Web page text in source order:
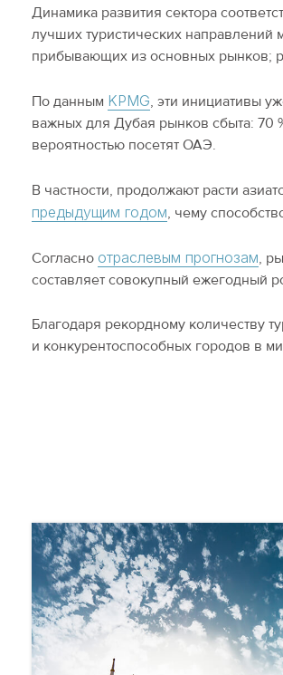
Динамика развития сектора
лучших туристических направлений
прибывающих из основных рынков;
По данным KPMG, эти инициативы
важных для Дубая рынков сбыта: 70
вероятностью посетят ОАЭ.
В частности, продолжают расти
предыдущим годом, чему
Согласно отраслевым прогнозам,
составляет совокупный ежегодный
Благодаря рекордному количеству
и конкурентоспособных городов в